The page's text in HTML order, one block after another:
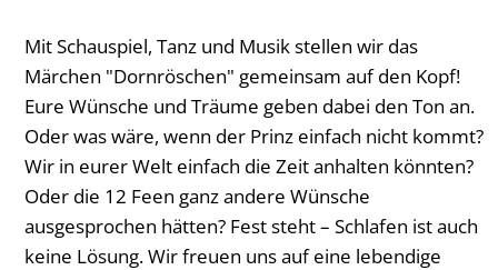
Mit Schauspiel, Tanz und Musik stellen wir das
Märchen "Dornröschen" gemeinsam auf den Kopf!
Eure Wünsche und Träume geben dabei den Ton an.
Oder was wäre, wenn der Prinz einfach nicht kommt?
Wir in eurer Welt einfach die Zeit anhalten könnten?
Oder die 12 Feen ganz andere Wünsche
ausgesprochen hätten? Fest steht – Schlafen ist auch
keine Lösung. Wir freuen uns auf eine lebendige